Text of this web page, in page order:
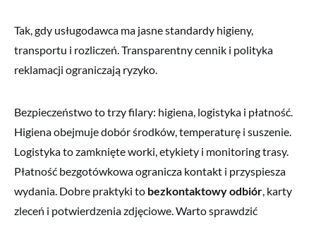
Tak, gdy usługodawca ma jasne standardy higieny,
transportu i rozliczeń. Transparentny cennik i polityka
reklamacji ograniczają ryzyko.
Bezpieczeństwo to trzy filary: higiena, logistyka i płatność.
Higiena obejmuje dobór środków, temperaturę i suszenie.
Logistyka to zamknięte worki, etykiety i monitoring trasy.
Płatność bezgotówkowa ogranicza kontakt i przyspiesza
wydania. Dobre praktyki to bezkontaktowy odbiór, karty
zleceń i potwierdzenia zdjęciowe. Warto sprawdzić